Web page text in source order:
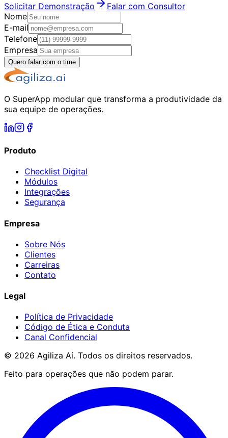
Solicitar Demonstração
Falar com Consultor
Nome
E-mail
Telefone
Empresa
Quero falar com o time
O SuperApp modular que transforma a produtividade da
sua equipe de operações.
Produto
Checklist Digital
Módulos
Integrações
Segurança
Empresa
Sobre Nós
Clientes
Carreiras
Contato
Legal
Política de Privacidade
Código de Ética e Conduta
Canal Confidencial
© 2026 Agiliza Aí. Todos os direitos reservados.
Feito para operações que não podem parar.